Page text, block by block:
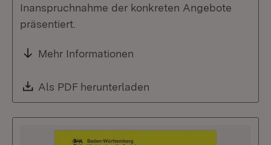
Inanspruchnahme der konkreten Angebote
präsentiert.
Mehr Informationen
Download:
Als PDF herunterladen